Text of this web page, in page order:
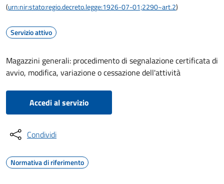
(urn:nir:stato:regio.decreto.legge:1926-07-01;2290~art.2)
Servizio attivo
Magazzini generali: procedimento di segnalazione certificata di
avvio, modifica, variazione o cessazione dell'attività
Accedi al servizio
Condividi
Normativa di riferimento